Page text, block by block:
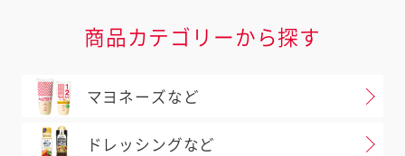
商品カテゴリーから探す
マヨネーズなど
ドレッシングなど